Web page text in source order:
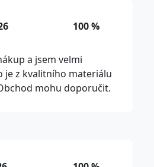
100 %
a jsem velmi
je z kvalitního materiálu
mohu doporučit.